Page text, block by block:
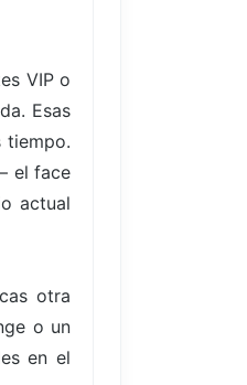
VIP o
Esas
tiempo.
el face
actual
otra
o un
en el